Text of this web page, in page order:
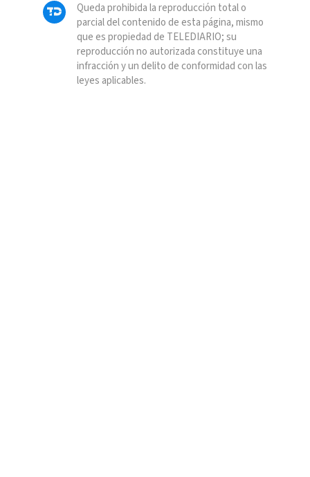
Queda prohibida la reproducción total o
parcial del contenido de esta página, mismo
que es propiedad de TELEDIARIO; su
reproducción no autorizada constituye una
infracción y un delito de conformidad con las
leyes aplicables.